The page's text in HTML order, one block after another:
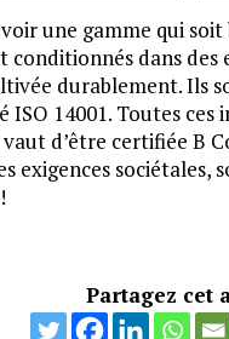
une gamme qui
dans des
durablement. Ils
14001. Toutes ces
d’être certifiée B
exigences sociétales,
Partagez cet